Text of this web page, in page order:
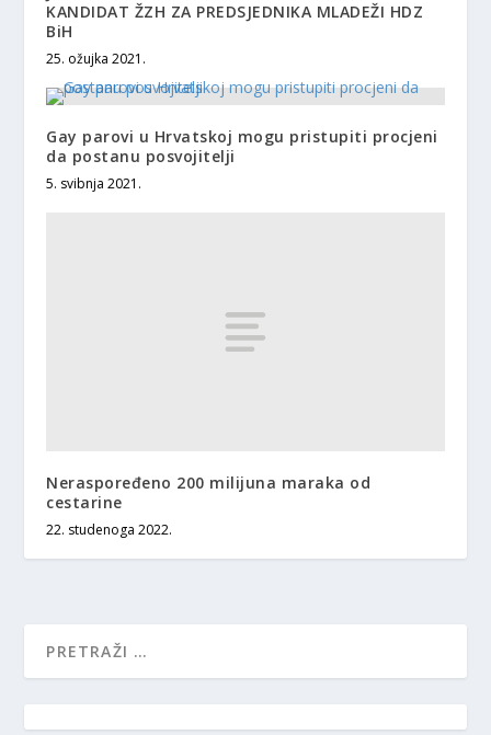
KANDIDAT ŽZH ZA PREDSJEDNIKA MLADEŽI HDZ
BiH
25. ožujka 2021.
Gay parovi u Hrvatskoj mogu pristupiti procjeni
da postanu posvojitelji
5. svibnja 2021.
Neraspoređeno 200 milijuna maraka od
cestarine
22. studenoga 2022.